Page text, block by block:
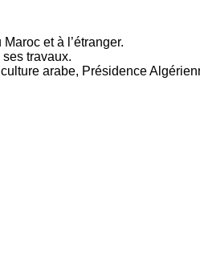
et à l’étranger.
travaux.
arabe, Présidence